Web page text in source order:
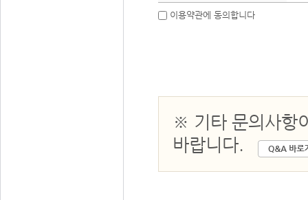
이용약관에 동의합니다
※ 기타 문의사항
바랍니다.